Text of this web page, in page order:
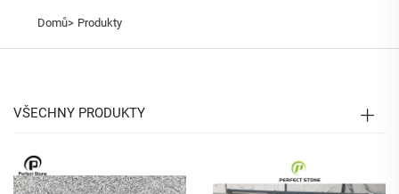
Domů> Produkty
VŠECHNY PRODUKTY